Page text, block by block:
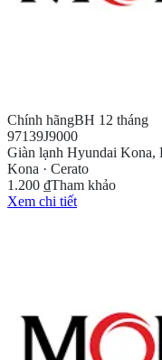
Chính hãngBH 12 tháng
97139J9000
Giàn lạnh Hyundai Kona,
Kona · Cerato
1.200 ₫Tham khảo
Xem chi tiết